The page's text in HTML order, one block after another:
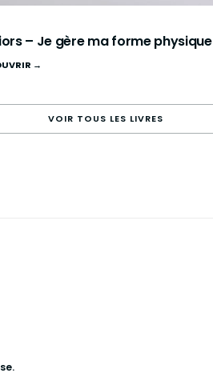
– Je gère ma forme physique
→
VOIR TOUS LES LIVRES